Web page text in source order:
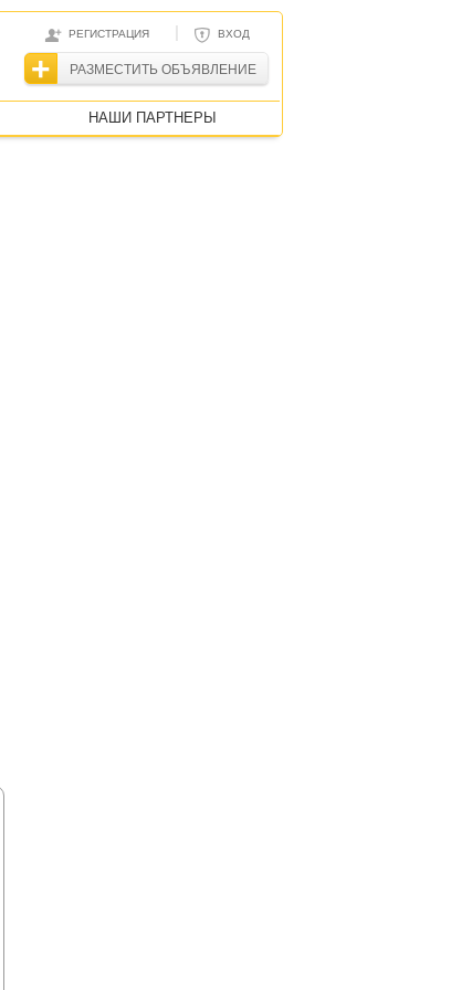
РЕГИСТРАЦИЯ | ВХОД
РАЗМЕСТИТЬ ОБЪЯВЛЕНИЕ
НАШИ ПАРТНЕРЫ